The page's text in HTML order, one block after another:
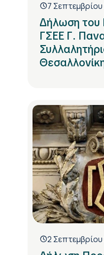
7 Σεπτεμβρίου
Δήλωση του
ΓΣΕΕ Γ.
2 Σεπτεμβρίου